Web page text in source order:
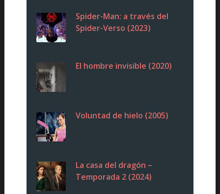
Spider-Man: a través del
Spider-Verso (2023)
El hombre invisible (2020)
Voluntad de hielo (2005)
La casa del dragón –
Temporada 2 (2024)